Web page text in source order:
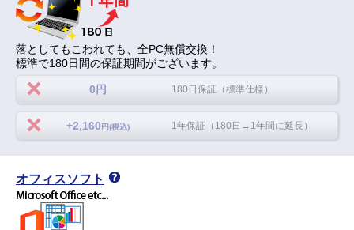
落としてもこわれても、全PC無償交換！
標準で180日間の保証期間がございます。
0円 180日保証（標準仕様）
+2,160 円(税込) 1年保証（180日→1年間に延長）
オフィスソフト